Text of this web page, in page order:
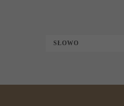
SŁOWO